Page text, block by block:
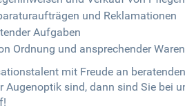
und Reklamationen
Aufgaben
Ordnung und ansprechender
mit Freude an
Augenoptik sind, dann sind Sie bei